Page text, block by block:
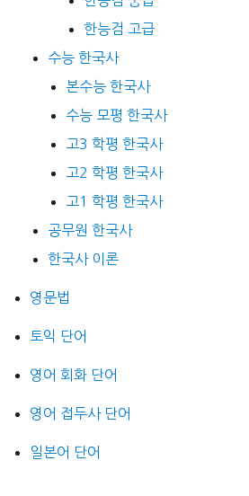
한능검 고급
수능 한국사
본수능 한국사
수능 모평 한국사
고3 학평 한국사
고2 학평 한국사
고1 학평 한국사
공무원 한국사
한국사 이론
영문법
토익 단어
영어 회화 단어
영어 접두사 단어
일본어 단어